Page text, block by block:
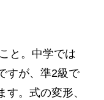
と。中学では
すが、準2級で
。式の変形、